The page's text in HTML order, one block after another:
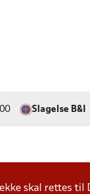
Slagelse B&I
skal rettes til